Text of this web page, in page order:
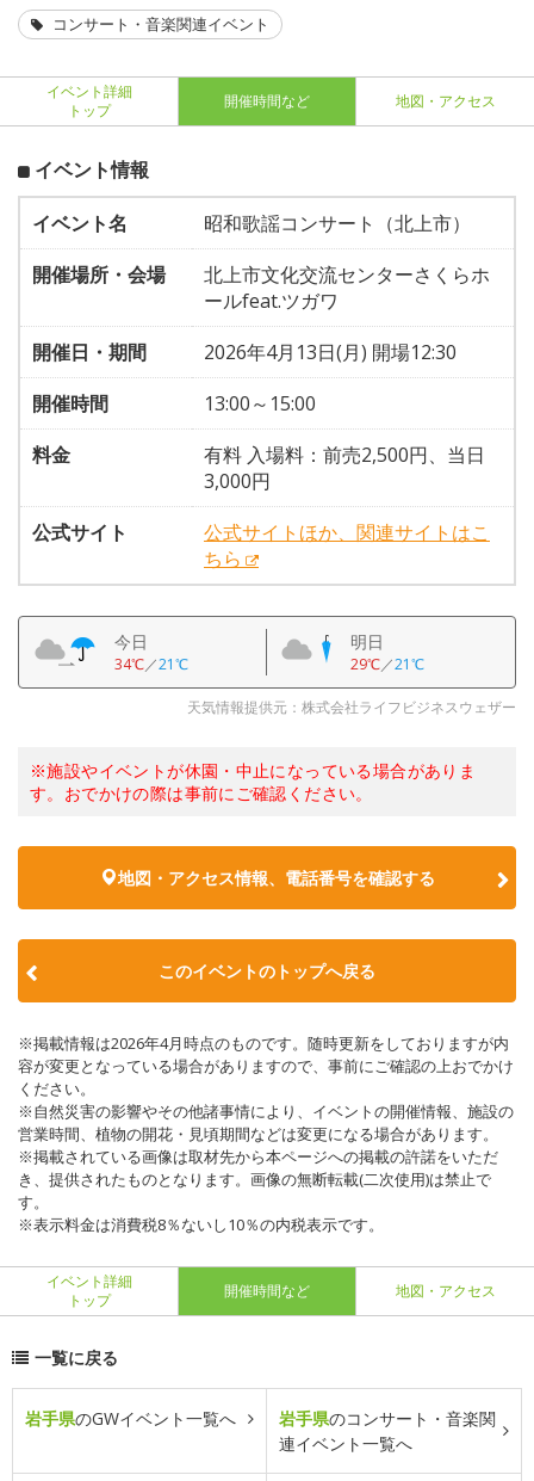
コンサート・音楽関連イベント
イベント詳細
トップ
開催時間など 地図・アクセス
イベント情報
イベント名
昭和歌謡コンサート（北上市）
開催場所・会場
北上市文化交流センターさくらホ
ールfeat.ツガワ
開催日・期間
2026年4月13日(月) 開場12:30
開催時間
13:00～15:00
料金
有料 入場料：前売2,500円、当日
3,000円
公式サイト
公式サイトほか、関連サイトはこ
ちら
今日
34℃／21℃
明日
29℃／21℃
天気情報提供元：株式会社ライフビジネスウェザー
※施設やイベントが休園・中止になっている場合がありま
す。おでかけの際は事前にご確認ください。
地図・アクセス情報、電話番号を確認する
このイベントのトップへ戻る
※掲載情報は2026年4月時点のものです。随時更新をしておりますが内
容が変更となっている場合がありますので、事前にご確認の上おでかけ
ください。
※自然災害の影響やその他諸事情により、イベントの開催情報、施設の
営業時間、植物の開花・見頃期間などは変更になる場合があります。
※掲載されている画像は取材先から本ページへの掲載の許諾をいただ
き、提供されたものとなります。画像の無断転載(二次使用)は禁止で
す。
※表示料金は消費税8％ないし10％の内税表示です。
イベント詳細
トップ
開催時間など 地図・アクセス
一覧に戻る
岩手県のGWイベント一覧へ 岩手県のコンサート・音楽関
連イベント一覧へ